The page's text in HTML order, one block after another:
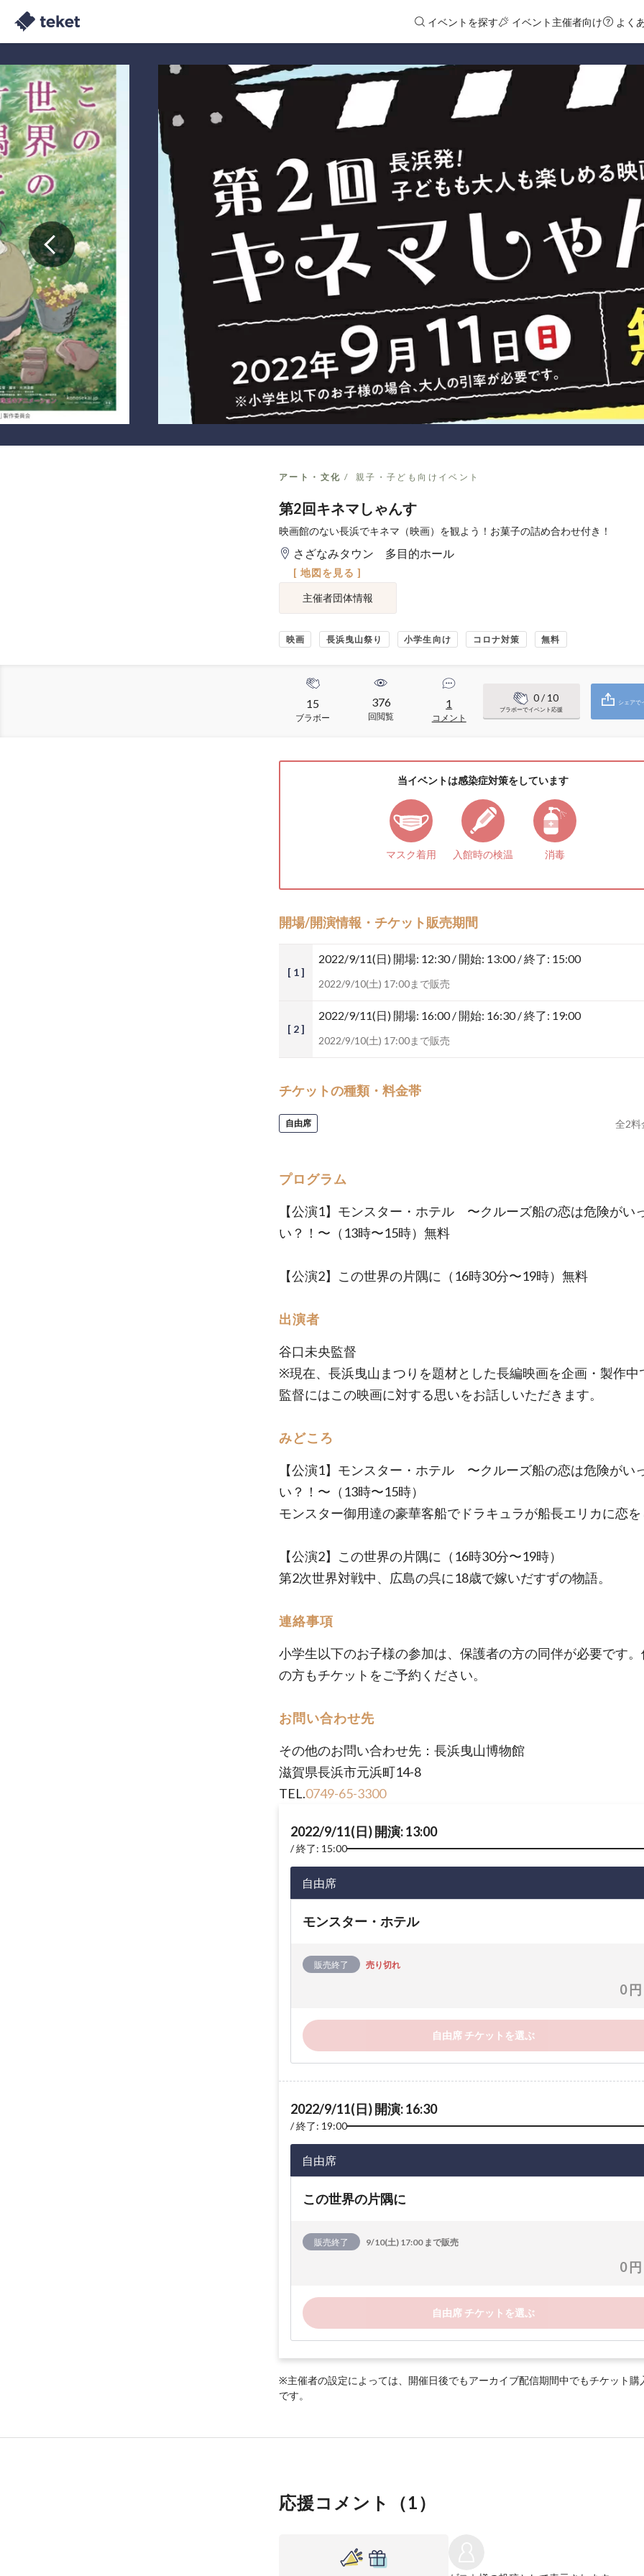
イベントを探す イベント主催者向け よく
アート・文化 親子・子ども向けイベント
第2回キネマしゃんす
映画館のない長浜でキネマ（映画）を観よう！お菓子の詰め合わせ付き！
さざなみタウン 多目的ホール
[ 地図を見る ]
主催者団体情報
映画 長浜曳山祭り 小学生向け コロナ対策 無料
15
ブラボー
376
回閲覧
1
コメント
0/ 10
ブラボーでイベント応援
シェアで
当イベントは感染症対策をしています
マスク着用 入館時の検温 消毒
開場/開演情報・チケット販売期間
[ 1 ]
2022/9/11(日) 開場: 12:30 / 開始: 13:00 / 終了: 15:00
2022/9/10(土) 17:00まで販売
[ 2 ]
2022/9/11(日) 開場: 16:00 / 開始: 16:30 / 終了: 19:00
2022/9/10(土) 17:00まで販売
チケットの種類・料金帯
自由席 全2料
プログラム
【公演1】モンスター・ホテル 〜クルーズ船の恋は危険がい
い？！〜（13時〜15時）無料
【公演2】この世界の片隅に（16時30分〜19時）無料
出演者
谷口未央監督
※現在、長浜曳山まつりを題材とした長編映画を企画・製作中
監督にはこの映画に対する思いをお話しいただきます。
みどころ
【公演1】モンスター・ホテル 〜クルーズ船の恋は危険がい
い？！〜（13時〜15時）
モンスター御用達の豪華客船でドラキュラが船長エリカに恋
【公演2】この世界の片隅に（16時30分〜19時）
第2次世界対戦中、広島の呉に18歳で嫁いだすずの物語。
連絡事項
小学生以下のお子様の参加は、保護者の方の同伴が必要です
の方もチケットをご予約ください。
お問い合わせ先
その他のお問い合わせ先：長浜曳山博物館
滋賀県長浜市元浜町14-8
TEL.0749-65-3300
2022/9/11(日) 開演: 13:00
終了: 15:00
自由席
モンスター・ホテル
販売終了 売り切れ
0 円
自由席 チケットを選ぶ
2022/9/11(日) 開演: 16:30
終了: 19:00
自由席
この世界の片隅に
販売終了 9/10(土) 17:00 まで販売
0 円
自由席 チケットを選ぶ
※主催者の設定によっては、開催日後でもアーカイブ配信期間中でもチケット購
です。
応援コメント（1）